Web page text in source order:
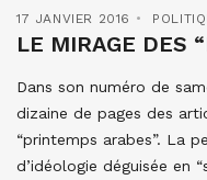
17 JANVIER 2016
LE MIRAGE DES
Dans son numéro de
dizaine de pages des
“printemps arabes”. La
d’idéologie déguisée en